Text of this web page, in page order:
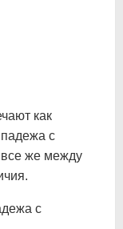
как
с
же между
с